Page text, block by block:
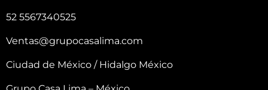
52 5567340525
Ventas@grupocasalima.com
Ciudad de México / Hidalgo México